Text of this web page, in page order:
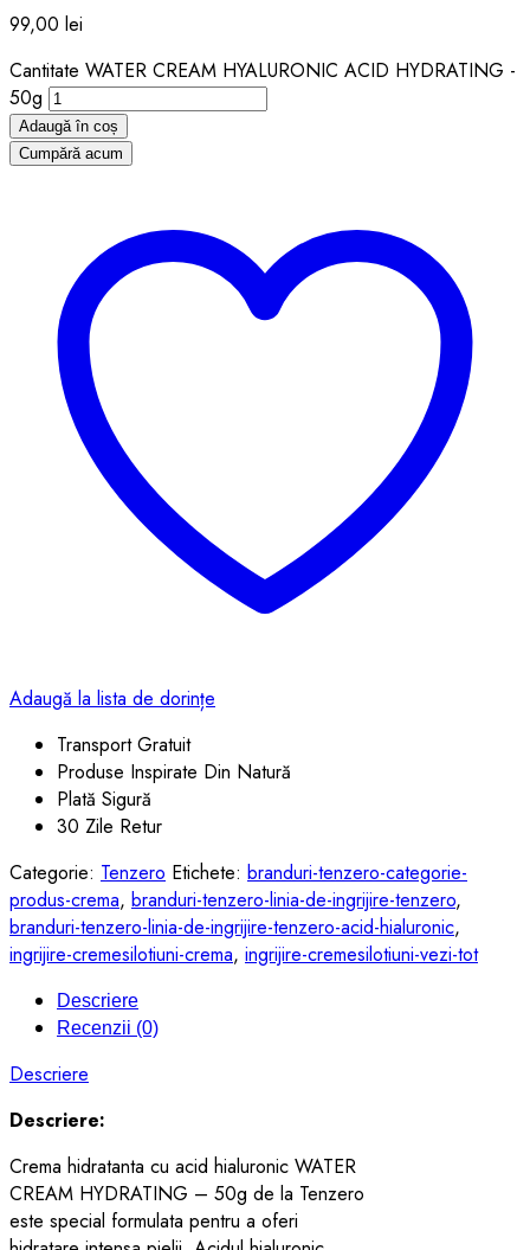
99,00 lei
Cantitate WATER CREAM HYALURONIC ACID HYDRATING -
50g
Adaugă în coș
Cumpără acum
Adaugă la lista de dorințe
Transport Gratuit
Produse Inspirate Din Natură
Plată Sigură
30 Zile Retur
Categorie: Tenzero Etichete: branduri-tenzero-categorie-
produs-crema, branduri-tenzero-linia-de-ingrijire-tenzero,
branduri-tenzero-linia-de-ingrijire-tenzero-acid-hialuronic,
ingrijire-cremesilotiuni-crema, ingrijire-cremesilotiuni-vezi-tot
Descriere
Recenzii (0)
Descriere
Descriere:
Crema hidratanta cu acid hialuronic WATER
CREAM HYDRATING – 50g de la Tenzero
este special formulata pentru a oferi